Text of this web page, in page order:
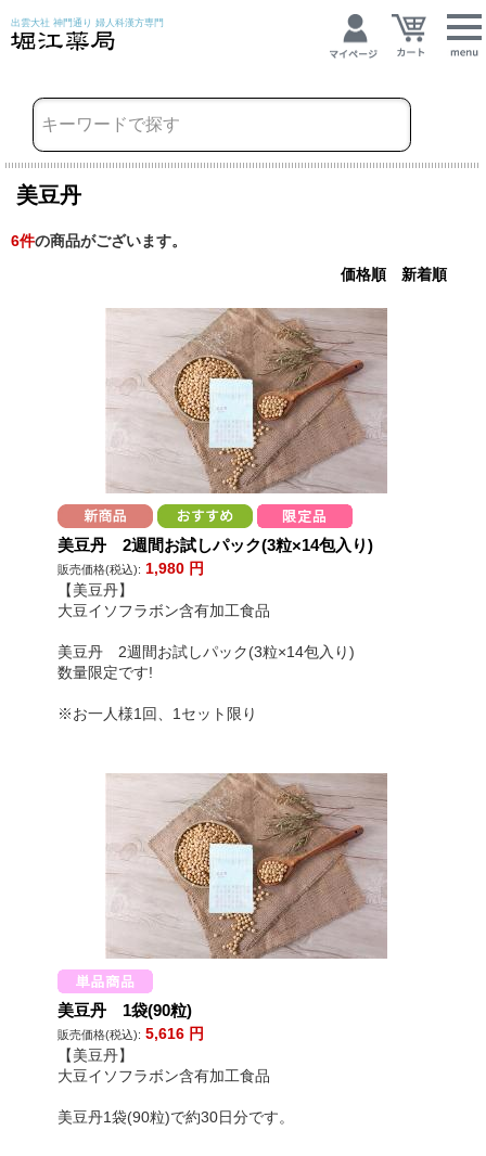
出雲大社 神門通り 婦人科漢方専門
美豆丹
6件の商品がございます。
新着順
価格順
美豆丹 2週間お試しパック(3粒×14包入り)
販売価格(税込): 1,980 円
【美豆丹】
大豆イソフラボン含有加工食品
美豆丹 2週間お試しパック(3粒×14包入り)
数量限定です!
※お一人様1回、1セット限り
美豆丹 1袋(90粒)
販売価格(税込): 5,616 円
【美豆丹】
大豆イソフラボン含有加工食品
美豆丹1袋(90粒)で約30日分です。